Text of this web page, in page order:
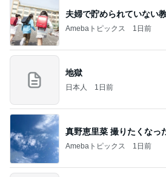
夫婦で貯められていない
Amebaトピックス 1日前
地獄
日本人 1日前
真野恵里菜 撮りたくなっ
Amebaトピックス 1日前